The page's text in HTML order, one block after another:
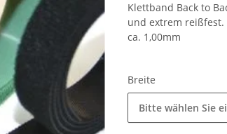
Klettband Back to
und extrem
ca. 1,00mm
Breite
Bitte wählen Sie